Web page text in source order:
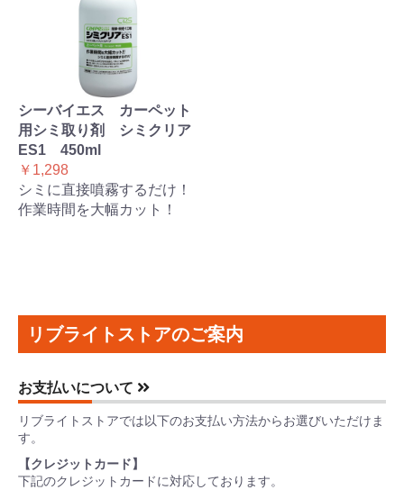
シーバイエス カーペット
用シミ取り剤 シミクリア
ES1 450ml
￥1,298
シミに直接噴霧するだけ！
作業時間を大幅カット！
リブライトストアのご案内
お支払いについて
リブライトストアでは以下のお支払い方法からお選びいただけま
す。
【クレジットカード】
下記のクレジットカードに対応しております。